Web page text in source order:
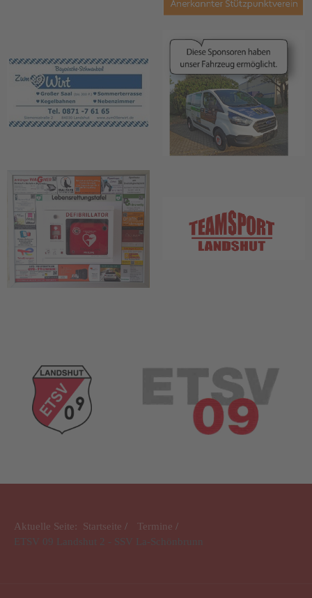
Aktuelle Seite: Startseite
Termine
ETSV 09 Landshut 2 - SSV La-Schönbrunn